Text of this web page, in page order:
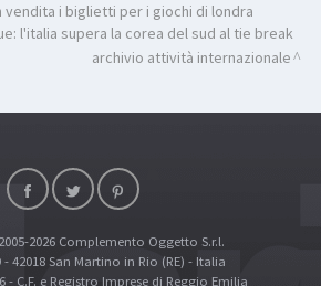
vendita i biglietti per i giochi di londra
l'italia supera la corea del sud al tie break
archivio attività internazionale
2026 Complemento Oggetto S.r.l.
- 42018 San Martino in Rio (RE) - Italia
- C.F. e Registro Imprese di Reggio Emilia